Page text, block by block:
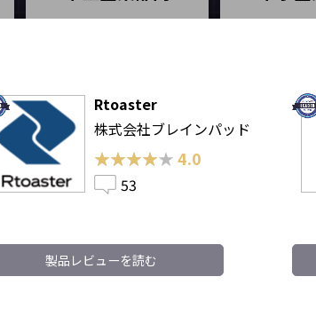
Rtoaster
株式会社ブレインパッド
★★★★★
★★★★★4.0
53
製品レビューを読む